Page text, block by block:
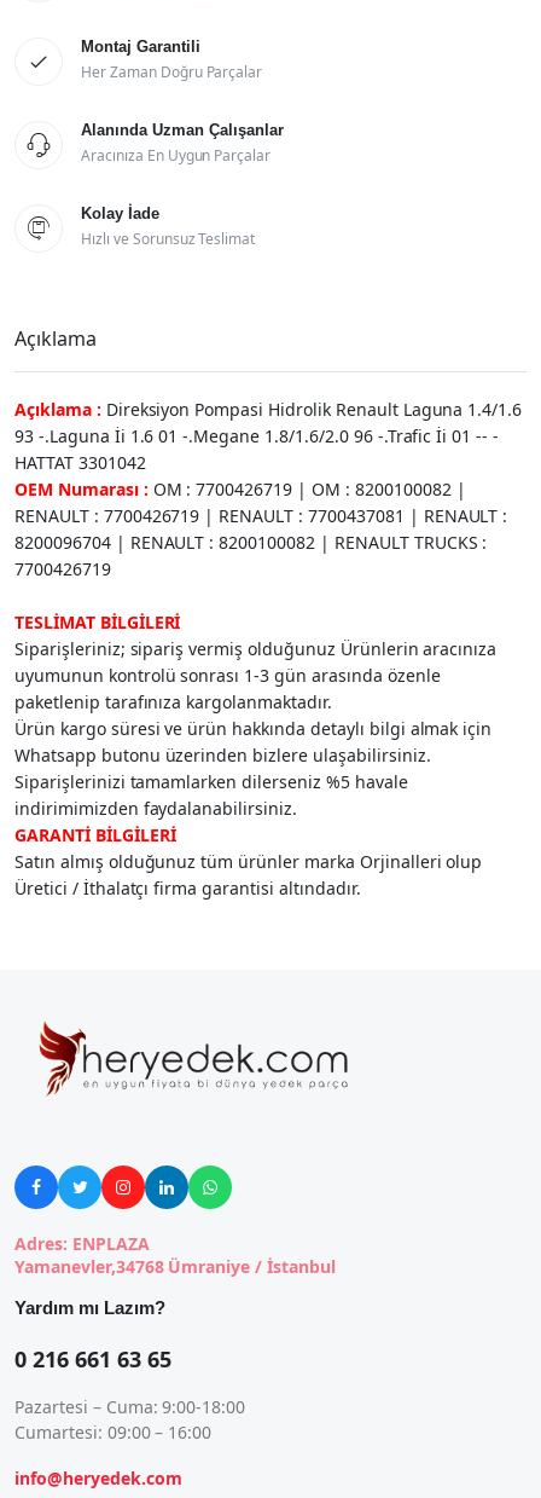

Montaj Garantili
Her Zaman Doğru Parçalar

Alanında Uzman Çalışanlar
Aracınıza En Uygun Parçalar

Kolay İade
Hızlı ve Sorunsuz Teslimat
Açıklama
Açıklama : Direksiyon Pompasi Hidrolik Renault Laguna 1.4/1.6
93 -.Laguna İi 1.6 01 -.Megane 1.8/1.6/2.0 96 -.Trafic İi 01 -- -
HATTAT 3301042
OEM Numarası : OM : 7700426719 | OM : 8200100082 |
RENAULT : 7700426719 | RENAULT : 7700437081 | RENAULT :
8200096704 | RENAULT : 8200100082 | RENAULT TRUCKS :
7700426719
TESLİMAT BİLGİLERİ
Siparişleriniz; sipariş vermiş olduğunuz Ürünlerin aracınıza
uyumunun kontrolü sonrası 1-3 gün arasında özenle
paketlenip tarafınıza kargolanmaktadır.
Ürün kargo süresi ve ürün hakkında detaylı bilgi almak için
Whatsapp butonu üzerinden bizlere ulaşabilirsiniz.
Siparişlerinizi tamamlarken dilerseniz %5 havale
indirimimizden faydalanabilirsiniz.
GARANTİ BİLGİLERİ
Satın almış olduğunuz tüm ürünler marka Orjinalleri olup
Üretici / İthalatçı firma garantisi altındadır.
    
Adres: ENPLAZA
Yamanevler,34768 Ümraniye / İstanbul
Yardım mı Lazım?
0 216 661 63 65
Pazartesi – Cuma: 9:00-18:00
Cumartesi: 09:00 – 16:00
info@heryedek.com